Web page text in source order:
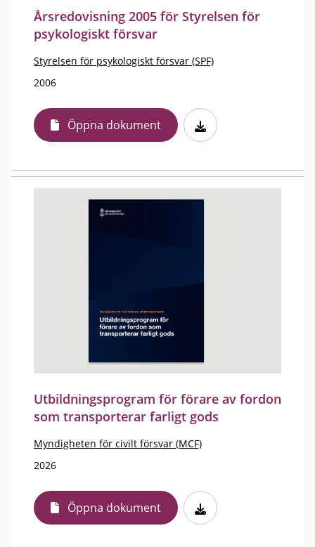
Årsredovisning 2005 för Styrelsen för
psykologiskt försvar
Styrelsen för psykologiskt försvar (SPF)
2006
Öppna dokument
Utbildningsprogram för förare av fordon
som transporterar farligt gods
Myndigheten för civilt försvar (MCF)
2026
Öppna dokument